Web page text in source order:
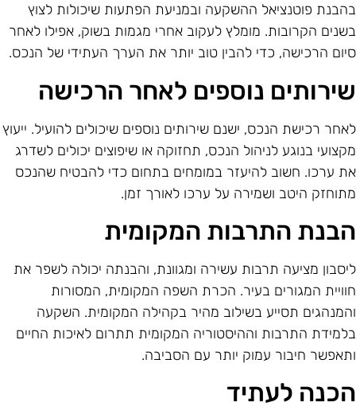
פוטנציאל ההשקעה ובמניעת הפתעות שיכולות לצוץ
הקרובות. מומלץ לעקוב אחרי מגמות בשוק, אפילו לאחר
הרכישה, כדי להבין טוב יותר את הערך העתידי של הנכס.
נוספים לאחר הרכישה
רכישת הנכס, ישנם שירותים נוספים שיכולים להועיל. ייעוץ
בנוגע לניהול הנכס, תחזוקה או שיפוצים יכולים לשדרג
ערכו. חשוב להיעזר במומחים בתחום כדי להבטיח שהנכס
היטב ושמירה על ערכו לאורך זמן.
התרבות המקומית
מציעה תרבות עשירה ומגוונת, והבנתה יכולה לשפר את
המגורים בעיר. הכרת השפה המקומית, המסורות
תסייע בשילוב מהיר בקהילה המקומית. השקעה
התרבות וההיסטוריה המקומית תתרום לאיכות החיים
חיבור עמוק יותר עם הסביבה.
לעתיד